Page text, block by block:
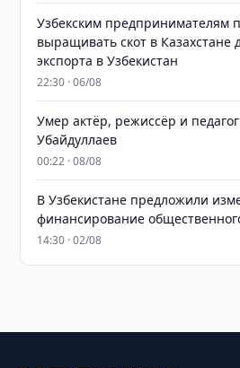
Узбекским предпринимателям
выращивать скот в Казахстане
экспорта в Узбекистан
22:30 · 06/08
Умер актёр, режиссёр и
Убайдуллаев
00:22 · 08/08
В Узбекистане предложили
финансирование
14:30 · 02/08